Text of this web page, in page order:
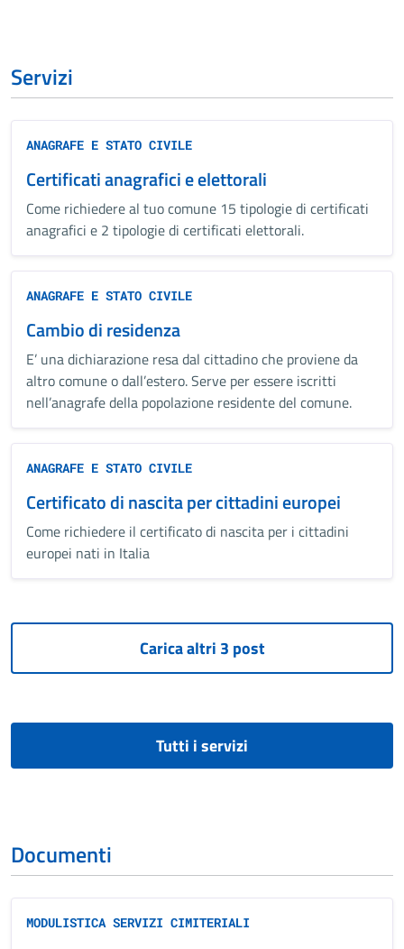
Servizi
ANAGRAFE E STATO CIVILE
Certificati anagrafici e elettorali
Come richiedere al tuo comune 15 tipologie di certificati
anagrafici e 2 tipologie di certificati elettorali.
ANAGRAFE E STATO CIVILE
Cambio di residenza
E’ una dichiarazione resa dal cittadino che proviene da
altro comune o dall’estero. Serve per essere iscritti
nell’anagrafe della popolazione residente del comune.
ANAGRAFE E STATO CIVILE
Certificato di nascita per cittadini europei
Come richiedere il certificato di nascita per i cittadini
europei nati in Italia
Tutti i servizi
Documenti
MODULISTICA SERVIZI CIMITERIALI